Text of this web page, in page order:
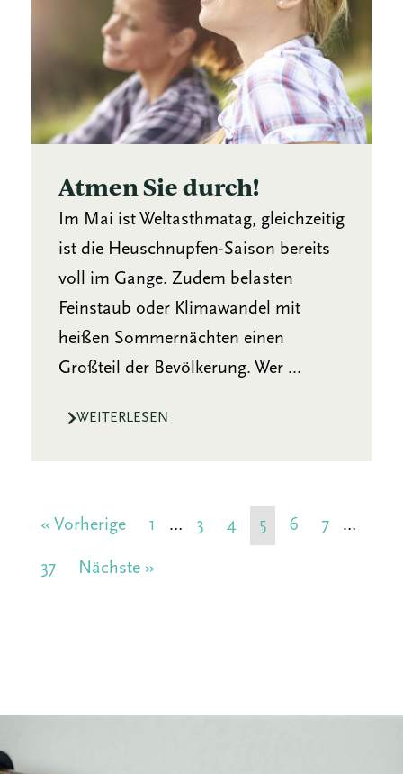
Atmen Sie durch!
Im Mai ist Weltasthmatag, gleichzeitig
ist die Heuschnupfen-Saison bereits
voll im Gange. Zudem belasten
Feinstaub oder Klimawandel mit
heißen Sommernächten einen
Großteil der Bevölkerung. Wer ...
WEITERLESEN
« Vorherige 1 … 3 4 5 6 7 …
37 Nächste »